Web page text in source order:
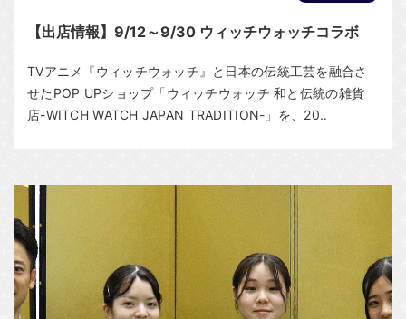
【出店情報】9/12～9/30 ウィッチウォッチコラボ
TVアニメ『ウィッチウォッチ』と日本の伝統工芸を融合さ
せたPOP UPショップ「ウィッチウォッチ 和と伝統の雑貨
店-WITCH WATCH JAPAN TRADITION-」を、20‥